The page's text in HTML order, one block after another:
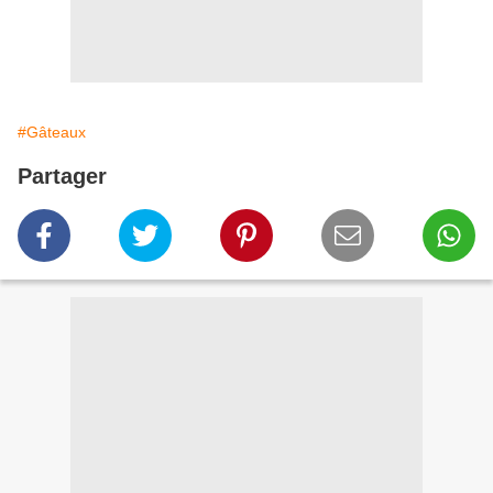
#Gâteaux
Partager